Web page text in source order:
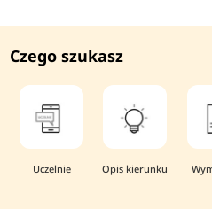
Czego szukasz
Uczelnie Opis kierunku